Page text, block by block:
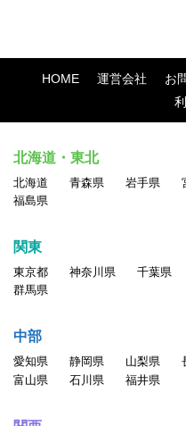
る行為
・他のユーザのアクセスま
・サイト運営またはネット
権、その他の権利を侵害する
・他のユーザに対する中傷
もしくは精神的損害または不
・ポルノ、ヌード画像、そ
言葉、その他の表現の掲載
・情報を改ざん・消去する
・自分以外の人物を名乗っ
会社などの組織を名乗った
携、協力関係にあると偽った
HOME 運営会社 お
北海道・東北
北海道 青森県 岩手県
福島県
関東
東京都 神奈川県 千葉県
群馬県
中部
愛知県 静岡県 山梨県
富山県
石川県 福井県